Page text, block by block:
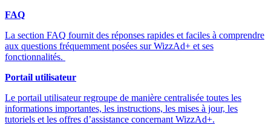
FAQ
La section FAQ fournit des réponses rapides et faciles à comprendre
aux questions fréquemment posées sur WizzAd+ et ses
fonctionnalités.
Portail utilisateur
Le portail utilisateur regroupe de manière centralisée toutes les
informations importantes, les instructions, les mises à jour, les
tutoriels et les offres d’assistance concernant WizzAd+.